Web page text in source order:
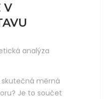
V
analýza
měrná
Je to součet